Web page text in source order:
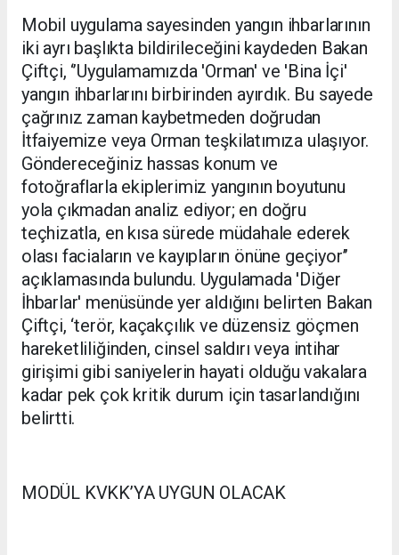
Mobil uygulama sayesinden yangın ihbarlarının
iki ayrı başlıkta bildirileceğini kaydeden Bakan
Çiftçi, ‘’Uygulamamızda 'Orman' ve 'Bina İçi'
yangın ihbarlarını birbirinden ayırdık. Bu sayede
çağrınız zaman kaybetmeden doğrudan
İtfaiyemize veya Orman teşkilatımıza ulaşıyor.
Göndereceğiniz hassas konum ve
fotoğraflarla ekiplerimiz yangının boyutunu
yola çıkmadan analiz ediyor; en doğru
teçhizatla, en kısa sürede müdahale ederek
olası faciaların ve kayıpların önüne geçiyor’’
açıklamasında bulundu. Uygulamada 'Diğer
İhbarlar' menüsünde yer aldığını belirten Bakan
Çiftçi, ‘terör, kaçakçılık ve düzensiz göçmen
hareketliliğinden, cinsel saldırı veya intihar
girişimi gibi saniyelerin hayati olduğu vakalara
kadar pek çok kritik durum için tasarlandığını
belirtti.
MODÜL KVKK’YA UYGUN OLACAK